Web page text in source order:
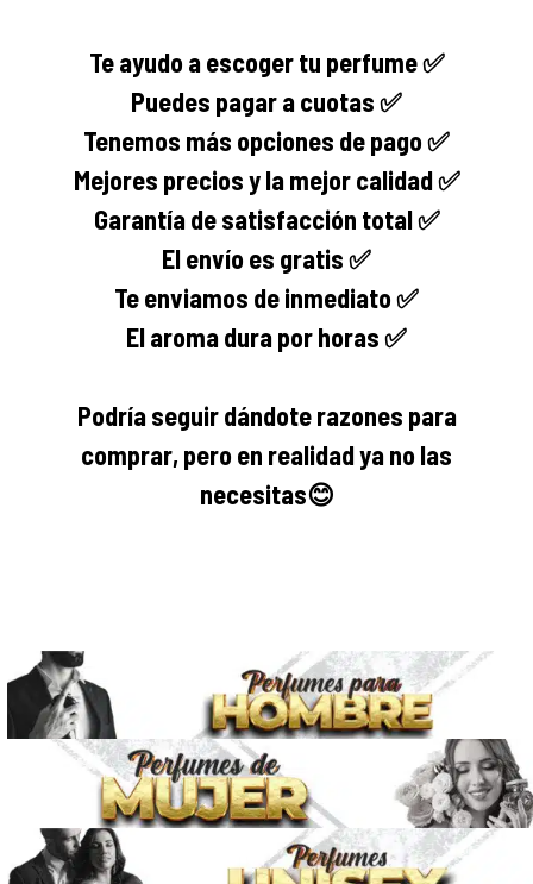
Te ayudo a escoger tu perfume ✅
Puedes pagar a cuotas ✅
Tenemos más opciones de pago ✅
Mejores precios y la mejor calidad ✅
Garantía de satisfacción total ✅
El envío es gratis ✅
Te enviamos de inmediato ✅
El aroma dura por horas ✅
Podría seguir dándote razones para
comprar, pero en realidad ya no las
necesitas😊